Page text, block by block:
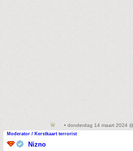
• donderdag 14 maart 2024
Moderator / Kerstkaart terrorist
Nizno